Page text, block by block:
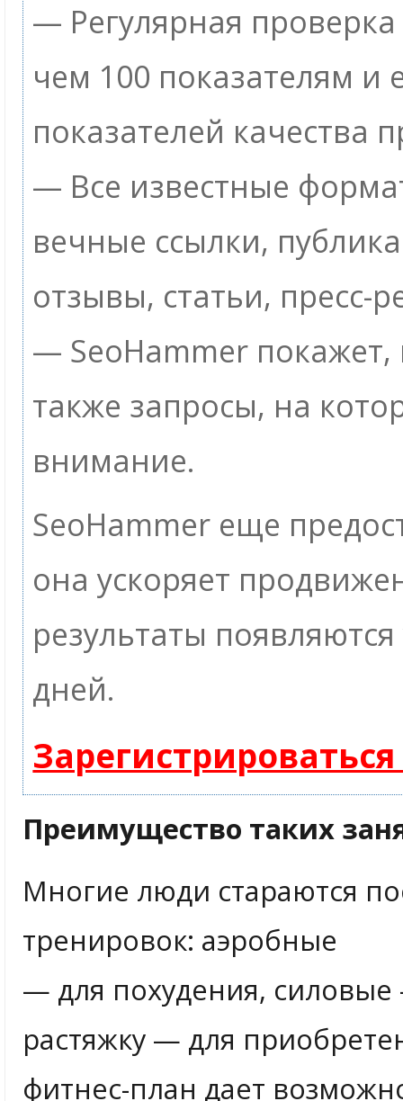
— Регулярная
чем 100 показателям и
показателей качества
— Все известные
вечные ссылки,
отзывы, статьи, пресс-
— SeoHammer покажет,
также запросы, на
внимание.
SeoHammer еще
она ускоряет
результаты
дней.
Преимущество таких
Многие люди стараются
тренировок: аэробные
— для похудения, силовые
растяжку — для
фитнес-план дает